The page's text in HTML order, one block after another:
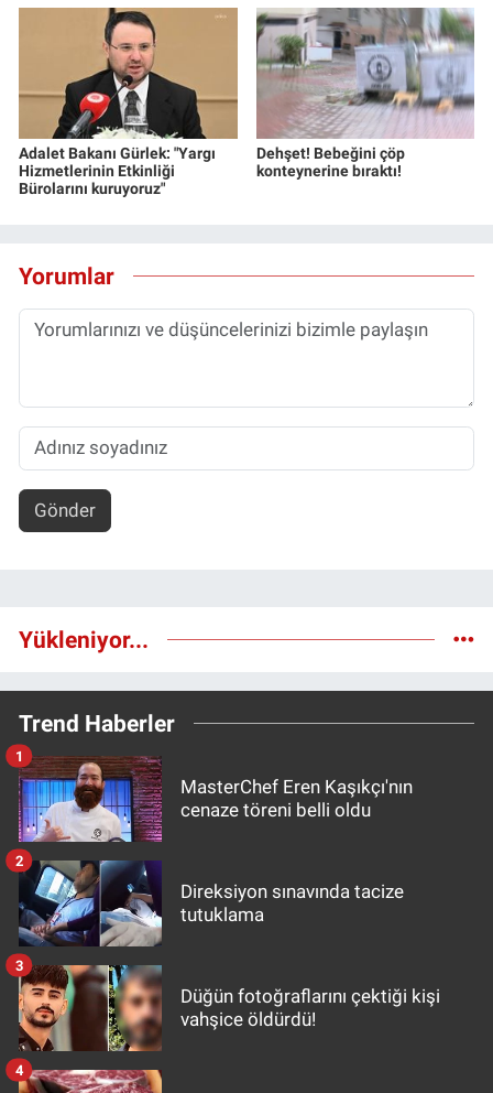
Adalet Bakanı Gürlek: "Yargı
Hizmetlerinin Etkinliği
Bürolarını kuruyoruz"
Dehşet! Bebeğini çöp
konteynerine bıraktı!
Yorumlar
Gönder
Yükleniyor...
Trend Haberler
MasterChef Eren Kaşıkçı'nın
cenaze töreni belli oldu
1
Direksiyon sınavında tacize
tutuklama
2
Düğün fotoğraflarını çektiği kişi
vahşice öldürdü!
3
4